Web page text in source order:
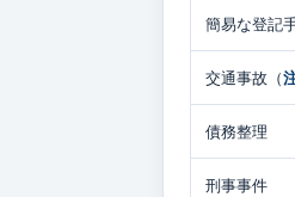
簡易な登記
交通事故（
債務整理
刑事事件